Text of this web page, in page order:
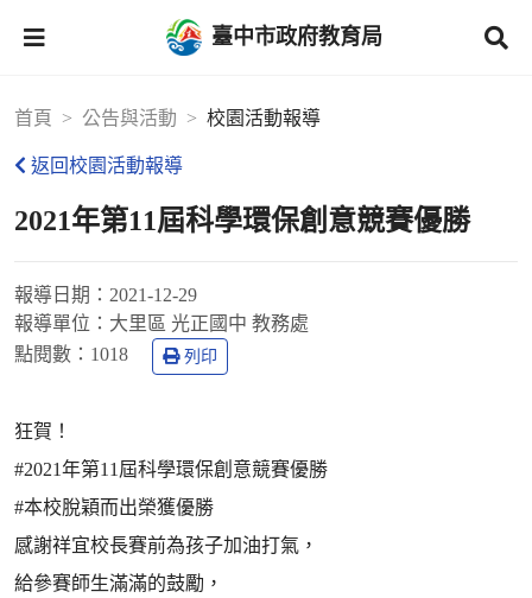
臺中市政府教育局
首頁 公告與活動 校園活動報導
返回校園活動報導
2021年第11屆科學環保創意競賽優勝
報導日期： 2021-12-29
報導單位： 大里區 光正國中 教務處
點閱數： 1018 列印
狂賀！
#2021年第11屆科學環保創意競賽優勝
#本校脫穎而出榮獲優勝
感謝祥宜校長賽前為孩子加油打氣，
給參賽師生滿滿的鼓勵，